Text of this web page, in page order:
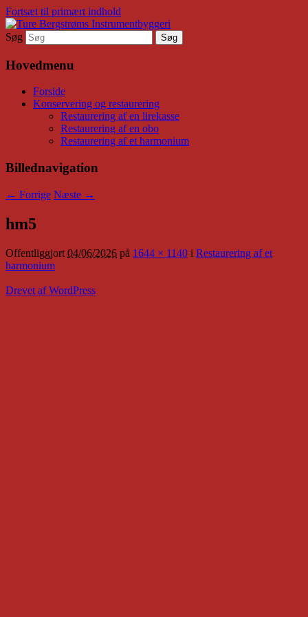
Fortsæt til primært indhold
Ture Bergstrøms
Instrumentbyggeri
Historical Musical Instruments by Ture
Bergstrøm
Søg
Hovedmenu
Forside
Konservering og restaurering
Restaurering af en lirekasse
Restaurering af en obo
Restaurering af et harmonium
Billednavigation
← Forrige Næste →
hm5
Offentliggjort 04/06/2026 på 1644 × 1140 i Restaurering af et
harmonium
Drevet af WordPress